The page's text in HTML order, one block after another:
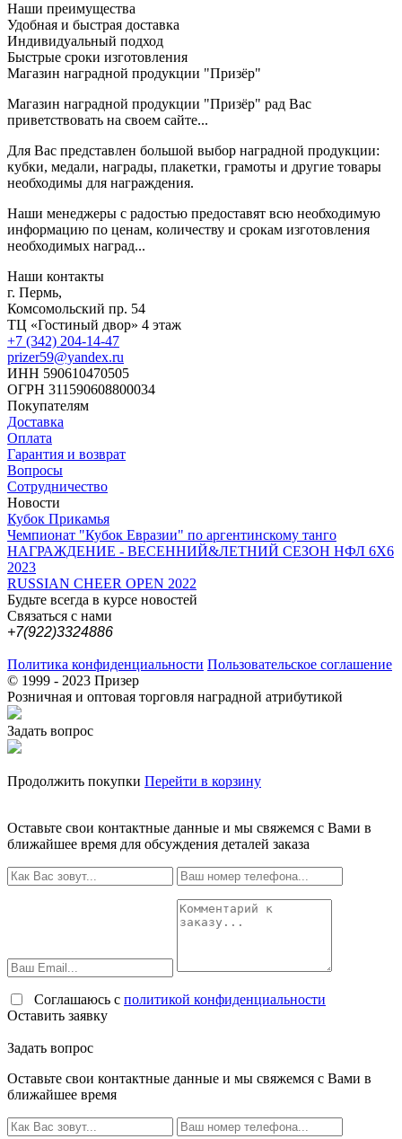
Наши преимущества
Удобная и быстрая доставка
Индивидуальный подход
Быстрые сроки изготовления
Магазин наградной продукции "Призёр"
Магазин наградной продукции "Призёр" рад Вас
приветствовать на своем сайте...
Для Вас представлен большой выбор наградной продукции:
кубки, медали, награды, плакетки, грамоты и другие товары
необходимы для награждения.
Наши менеджеры с радостью предоставят всю необходимую
информацию по ценам, количеству и срокам изготовления
необходимых наград...
Наши контакты
г. Пермь,
Комсомольский пр. 54
ТЦ «Гостиный двор» 4 этаж
+7 (342) 204-14-47
prizer59@yandex.ru
ИНН 590610470505
ОГРН 311590608800034
Покупателям
Доставка
Оплата
Гарантия и возврат
Вопросы
Сотрудничество
Новости
Кубок Прикамья
Чемпионат "Кубок Евразии" по аргентинскому танго
НАГРАЖДЕНИЕ - ВЕСЕННИЙ&ЛЕТНИЙ СЕЗОН НФЛ 6Х6
2023
RUSSIAN CHEER OPEN 2022
Будьте всегда в курсе новостей
Связаться с нами
+7(922)3324886
Политика конфиденциальности Пользовательское соглашение
© 1999 - 2023 Призер
Розничная и оптовая торговля наградной атрибутикой
Задать вопрос
Продолжить покупки Перейти в корзину
Оставьте свои контактные данные и мы свяжемся с Вами в
ближайшее время для обсуждения деталей заказа
Соглашаюсь с политикой конфиденциальности
Оставить заявку
Задать вопрос
Оставьте свои контактные данные и мы свяжемся с Вами в
ближайшее время